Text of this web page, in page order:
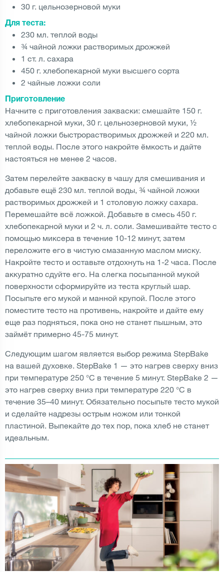
30 г. цельнозерновой муки
Для теста:
230 мл. теплой воды
¾ чайной ложки растворимых дрожжей
1 ст. л. сахара
450 г. хлебопекарной муки высшего сорта
2 чайные ложки соли
Приготовление
Начните с приготовления закваски: смешайте 150 г.
хлебопекарной муки, 30 г. цельнозерновой муки, ½
чайной ложки быстрорастворимых дрожжей и 220 мл.
теплой воды. После этого накройте ёмкость и дайте
настояться не менее 2 часов.
Затем перелейте закваску в чашу для смешивания и
добавьте ещё 230 мл. теплой воды, ¾ чайной ложки
растворимых дрожжей и 1 столовую ложку сахара.
Перемешайте всё ложкой. Добавьте в смесь 450 г.
хлебопекарной муки и 2 ч. л. соли. Замешивайте тесто с
помощью миксера в течение 10-12 минут, затем
переложите его в чистую смазанную маслом миску.
Накройте тесто и оставьте отдохнуть на 1-2 часа. После
аккуратно сдуйте его. На слегка посыпанной мукой
поверхности сформируйте из теста круглый шар.
Посыпьте его мукой и манной крупой. После этого
поместите тесто на противень, накройте и дайте ему
еще раз подняться, пока оно не станет пышным, это
займёт примерно 45-75 минут.
Следующим шагом является выбор режима StepBake
на вашей духовке. StepBake 1 — это нагрев сверху вниз
при температуре 250 °C в течение 5 минут. StepBake 2 —
это нагрев сверху вниз при температуре 220 °C в
течение 35–40 минут. Обязательно посыпьте тесто мукой
и сделайте надрезы острым ножом или тонкой
пластиной. Выпекайте до тех пор, пока хлеб не станет
идеальным.